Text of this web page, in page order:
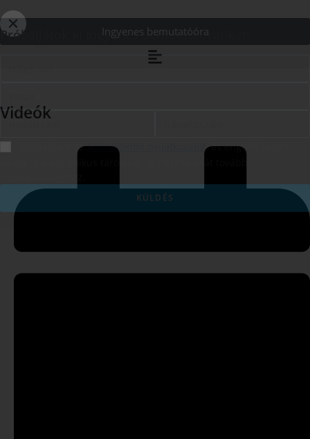
Ingyenes bemutatóóra
Videók
Próbáljátok ki ingyenes bemutatóóránkat!
Elolvastam azAdatvédelmi nyilatkozatot , és engedélyezem
KÜLDÉS